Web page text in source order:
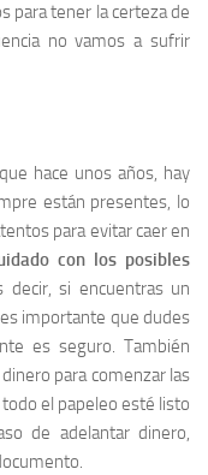
para tener la certeza de
no vamos a sufrir
hace unos años, hay
están presentes, lo
para evitar caer en
con los posibles
decir, si encuentras un
importante que dudes
es seguro. También
para comenzar las
el papeleo esté listo
de adelantar dinero,